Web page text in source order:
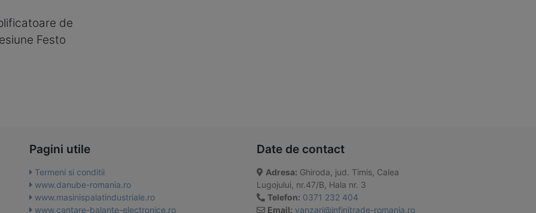
de
Festo
Pagini utile
Termeni si conditii
www.danube-romania.ro
www.masinispalatindustriale.ro
www.cantare-balante-electronice.ro
Date de contact
Adresa: Ghiroda, jud. Timis, Calea
Lugojului, nr.47/B, Hala nr. 3
Telefon: 0371 232 404
Email: vanzari@infinitrade-romania.ro